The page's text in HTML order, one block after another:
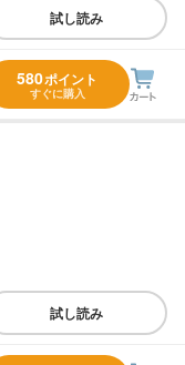
試し読み
580ポイント
すぐに購入
試し読み